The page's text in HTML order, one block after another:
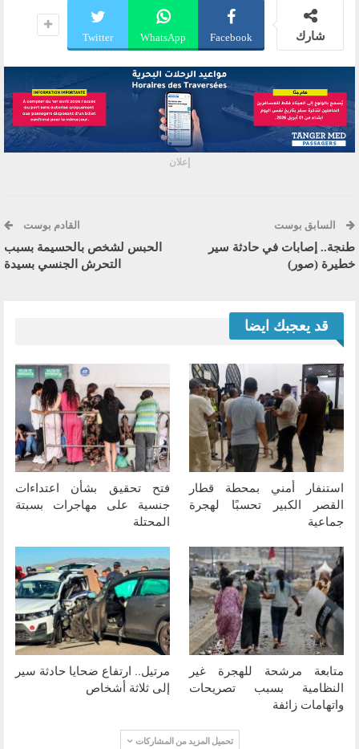
شارك Facebook
WhatsApp
Twitter
إعلان
السابق بوست
طنجة.. إصابات في حادثة سير
خطيرة (صور)
القادم بوست
الحبس لشخص بالحسيمة بسبب
التحرش الجنسي بسيدة
قد يعجبك ايضا
استنفار أمني بمحطة قطار
القصر الكبير تحسبًا لهجرة
جماعية
فتح تحقيق بشأن اعتداءات
جنسية على مهاجرات بسبتة
المحتلة
متابعة مرشحة للهجرة غير
النظامية بسبب تصريحات
واتهامات زائفة
مرتيل.. ارتفاع ضحايا حادثة سير
إلى ثلاثة أشخاص
تحميل المزيد من المشاركات